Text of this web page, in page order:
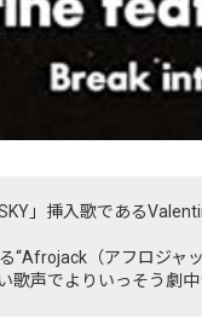
SKY」挿入歌である
“Afrojack（アフロジャ
声でよりいっそう劇中